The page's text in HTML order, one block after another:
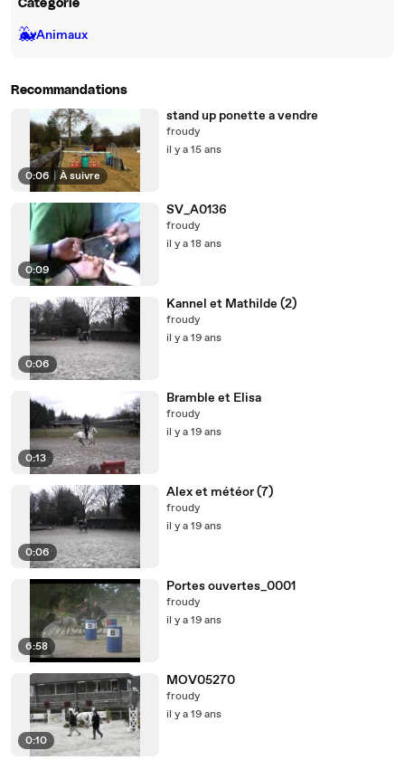
Catégorie
🐳Animaux
Recommandations
0:06 | À suivre
stand up ponette a vendre
froudy
il y a 15 ans
0:09
SV_A0136
froudy
il y a 18 ans
0:06
Kannel et Mathilde (2)
froudy
il y a 19 ans
0:13
Bramble et Elisa
froudy
il y a 19 ans
0:06
Alex et météor (7)
froudy
il y a 19 ans
6:58
Portes ouvertes_0001
froudy
il y a 19 ans
0:10
MOV05270
froudy
il y a 19 ans